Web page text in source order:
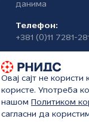
данима
Телефон:
+381 (0)11 7281-281
Овај сајт не
користе. Употреба
нашом Политиком
сагласни да